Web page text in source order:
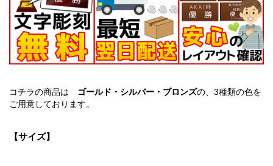
コチラの商品は ゴールド・シルバー・ブロンズの、3種類の色を
ご用意しております。
【サイズ】